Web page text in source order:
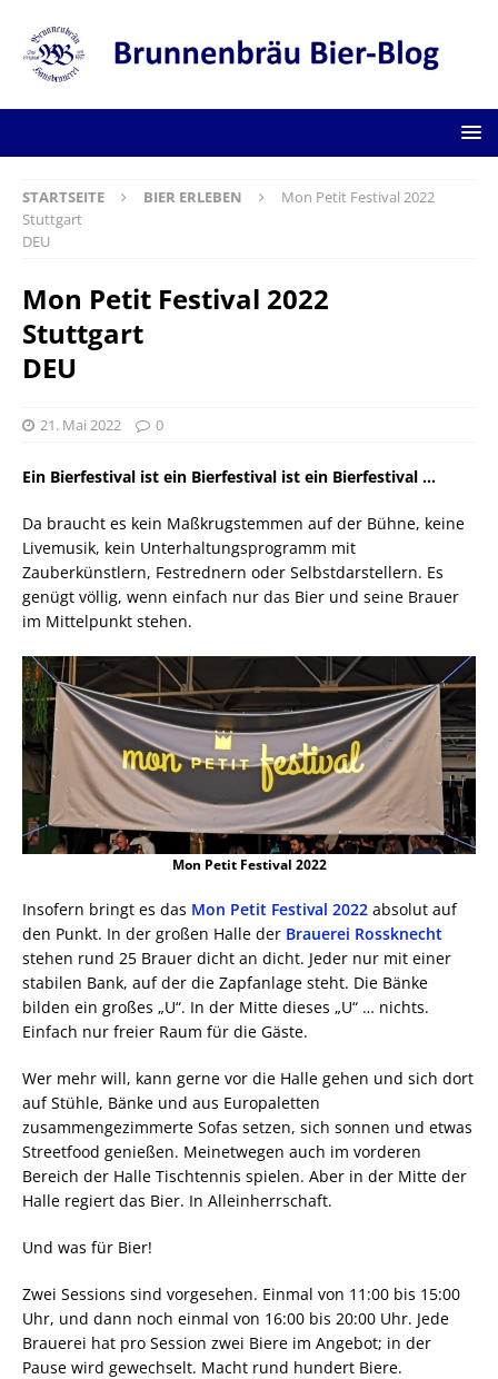
STARTSEITE BIER ERLEBEN
Mon Petit Festival 2022
Stuttgart
DEU
Mon Petit Festival 2022
Stuttgart
DEU
21. Mai 2022 0
Ein Bierfestival ist ein Bierfestival ist ein Bierfestival …
Da braucht es kein Maßkrugstemmen auf der Bühne, keine
Livemusik, kein Unterhaltungsprogramm mit
Zauberkünstlern, Festrednern oder Selbstdarstellern. Es
genügt völlig, wenn einfach nur das Bier und seine Brauer
im Mittelpunkt stehen.
Mon Petit Festival 2022
Insofern bringt es das Mon Petit Festival 2022 absolut auf
den Punkt. In der großen Halle der Brauerei Rossknecht
stehen rund 25 Brauer dicht an dicht. Jeder nur mit einer
stabilen Bank, auf der die Zapfanlage steht. Die Bänke
bilden ein großes „U“. In der Mitte dieses „U“ … nichts.
Einfach nur freier Raum für die Gäste.
Wer mehr will, kann gerne vor die Halle gehen und sich dort
auf Stühle, Bänke und aus Europaletten
zusammengezimmerte Sofas setzen, sich sonnen und etwas
Streetfood genießen. Meinetwegen auch im vorderen
Bereich der Halle Tischtennis spielen. Aber in der Mitte der
Halle regiert das Bier. In Alleinherrschaft.
Und was für Bier!
Zwei Sessions sind vorgesehen. Einmal von 11:00 bis 15:00
Uhr, und dann noch einmal von 16:00 bis 20:00 Uhr. Jede
Brauerei hat pro Session zwei Biere im Angebot; in der
Pause wird gewechselt. Macht rund hundert Biere.